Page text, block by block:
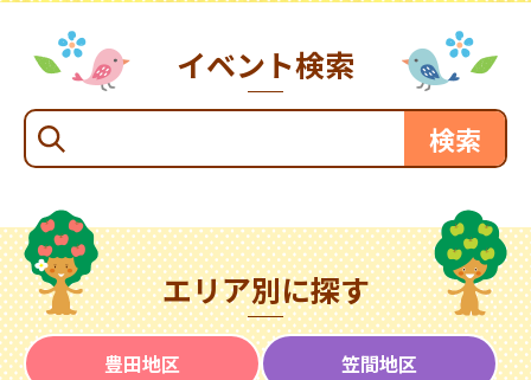
イベント検索
エリア別に探す
豊田地区 笠間地区